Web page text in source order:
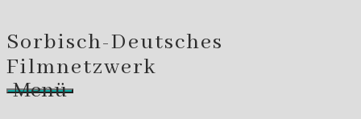
Sorbisch-Deutsches
Filmnetzwerk
Menü